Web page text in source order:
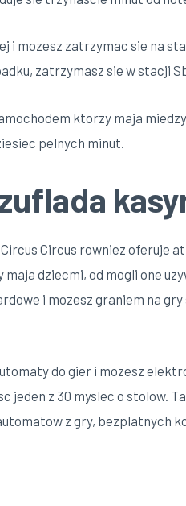
mozesz zatrzymac sie na
zatrzymasz sie w stacji
ktorzy maja
pelnych minut.
Circus rowniez oferuje
dziecmi, od mogli one
i mozesz graniem na
do gier i mozesz
z 30 myslec o stolow.
z gry, bezplatnych